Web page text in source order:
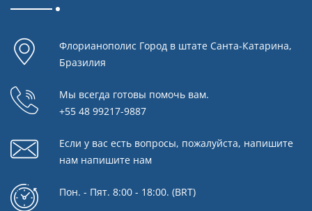
Флорианополис Город в штате Санта-Катарина,
Бразилия
Мы всегда готовы помочь вам.
+55 48 99217-9887
Если у вас есть вопросы, пожалуйста, напишите
нам напишите нам
Пон. - Пят. 8:00 - 18:00. (BRT)